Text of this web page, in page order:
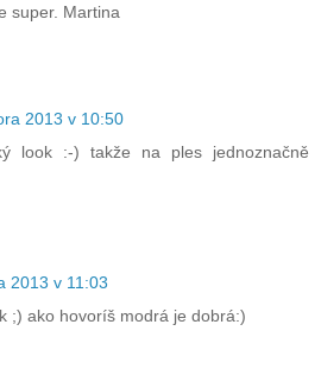
super. Martina
2013 v 10:50
look :-) takže na ples jednoznačně
2013 v 11:03
;) ako hovoríš modrá je dobrá:)